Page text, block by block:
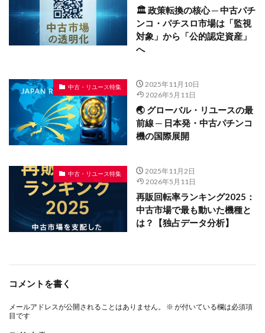
🏛️ 政策転換の核心 ─ 中古パチ
ンコ・パチスロ市場は「監視
対象」から「公的認定資産」
へ
中古・リユース特集
2025年11月10日
2026年5月11日
🌏 グローバル・リユースの最
前線 ─ 日本発・中古パチンコ
機の国際展開
中古・リユース特集
2025年11月2日
2026年5月11日
再販回転率ランキング2025：
中古市場で最も動いた機種と
は？【独占データ分析】
コメントを書く
メールアドレスが公開されることはありません。 ※ が付いている欄は必須項
目です